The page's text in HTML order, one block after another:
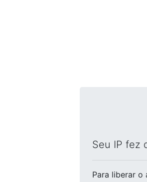
Seu IP fez
Para liberar o